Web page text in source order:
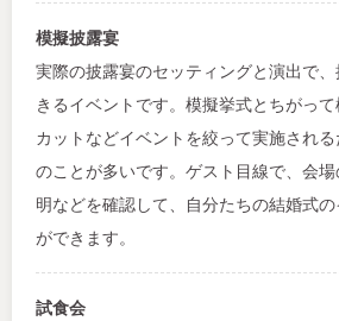
模擬披露宴
実際の披露宴のセッティングと演出で
きるイベントです。模擬挙式とちがっ
カットなどイベントを絞って実施され
のことが多いです。ゲスト目線で、会
明などを確認して、自分たちの結婚式
ができます。
試食会